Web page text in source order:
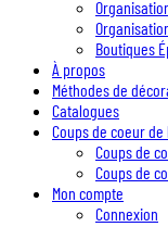
Boutiques
À propos
Méthodes de
Catalogues
Coups de coeur de
Coups de
Coups de
Mon compte
Connexion